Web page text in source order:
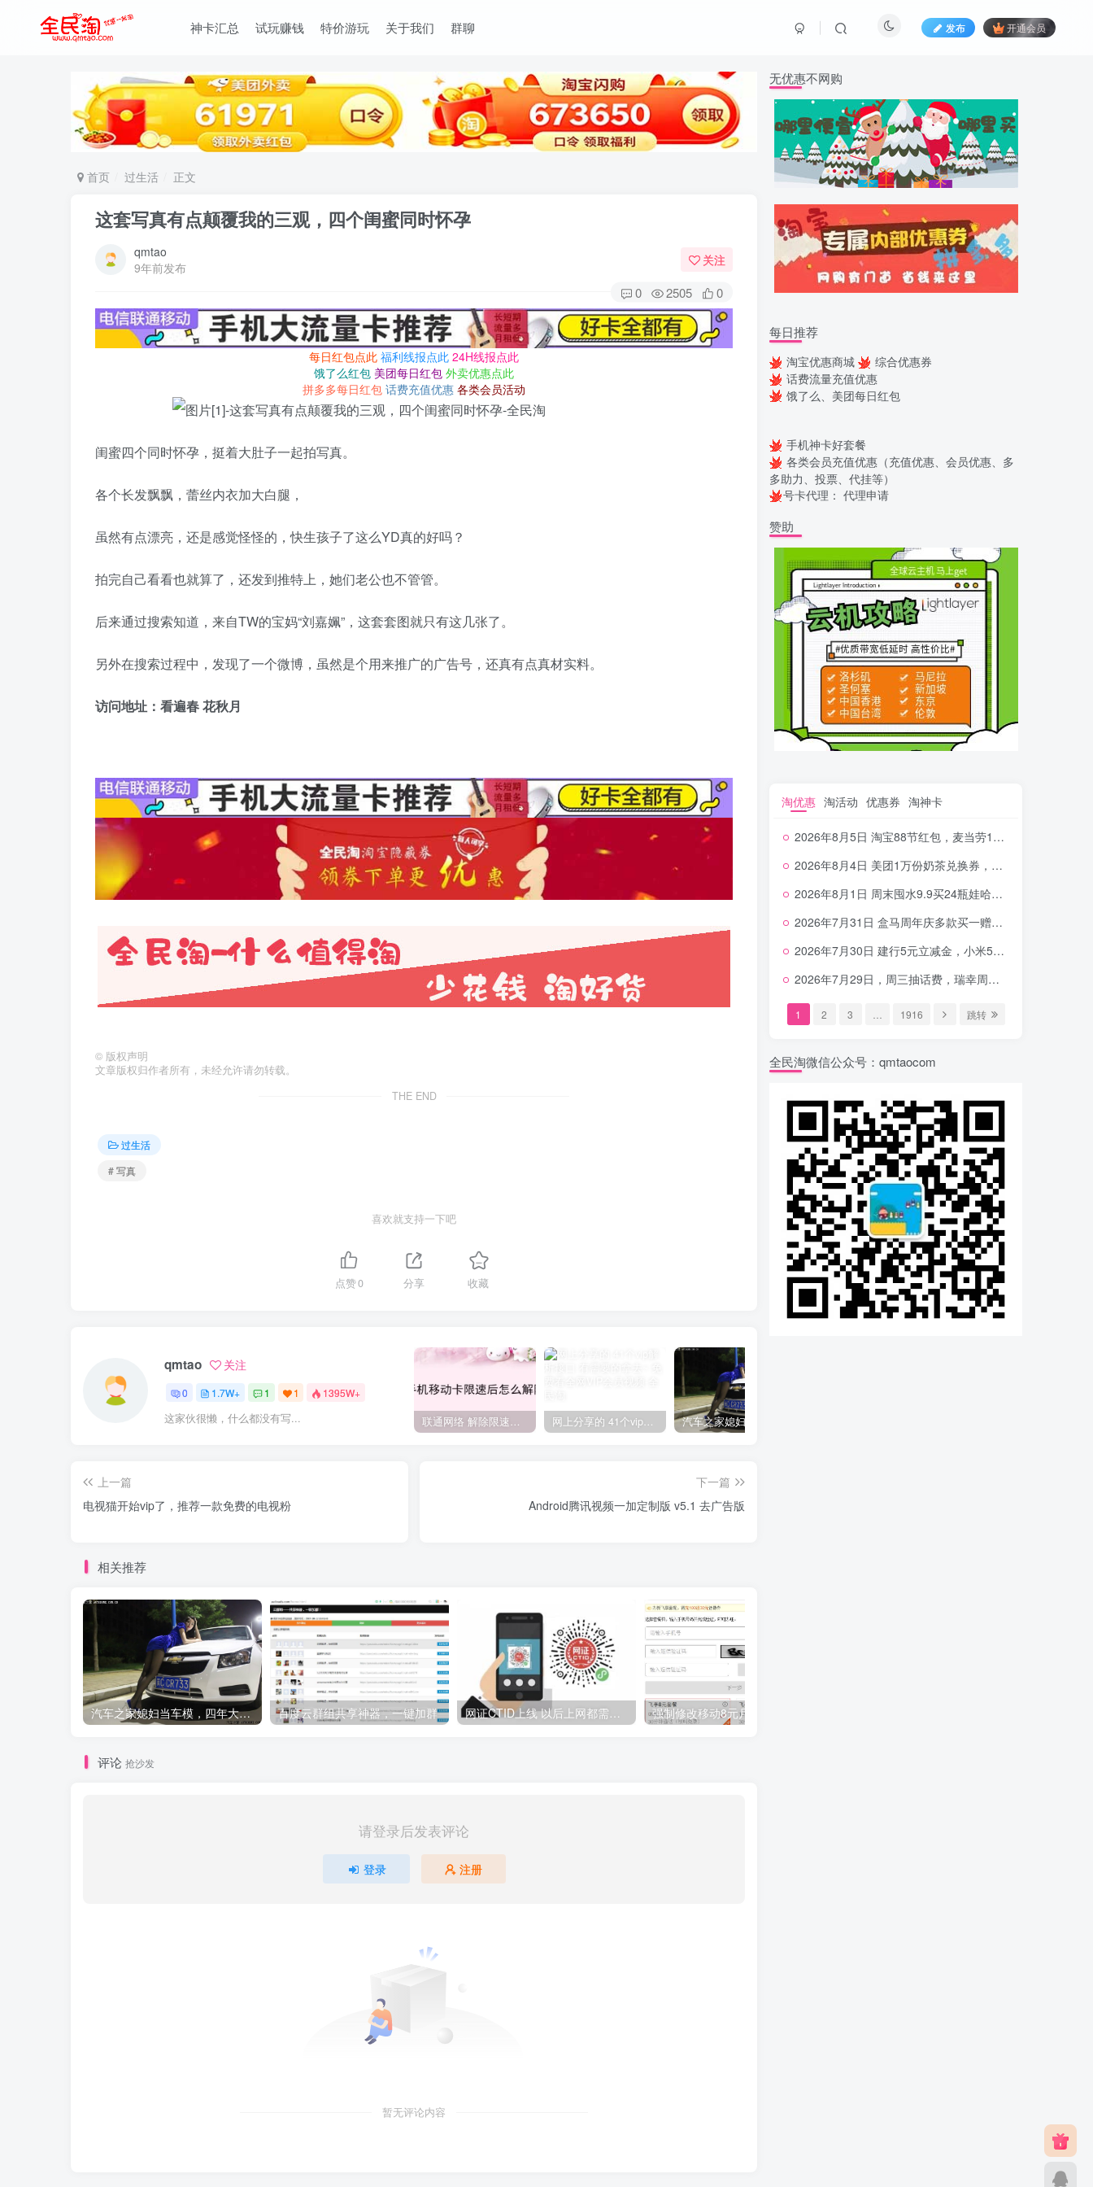
神卡汇总 试玩赚钱 特价游玩 关于我们 群聊 发布 开通会员
首页 过生活 正文
这套写真有点颠覆我的三观，四个闺蜜同时怀孕
qmtao
9年前发布
关注
0 2505 0
每日红包点此 福利线报点此 24H线报点此
饿了么红包 美团每日红包 外卖优惠点此
拼多多每日红包 话费充值优惠 各类会员活动
闺蜜四个同时怀孕，挺着大肚子一起拍写真。
各个长发飘飘，蕾丝内衣加大白腿，
虽然有点漂亮，还是感觉怪怪的，快生孩子了这么YD真的好吗？
拍完自己看看也就算了，还发到推特上，她们老公也不管管。
后来通过搜索知道，来自TW的宝妈“刘嘉姵”，这套套图就只有这几张了。
另外在搜索过程中，发现了一个微博，虽然是个用来推广的广告号，还真有点真材实料。
访问地址： 看遍春 花秋月
© 版权声明
文章版权归作者所有，未经允许请勿转载。
THE END
过生活
# 写真
喜欢就支持一下吧
点赞0 分享 收藏
qmtao 关注
0 1.7W+ 1 1 1395W+
这家伙很懒，什么都没有写... 联通网络 解除限速方法参考！畅享、畅玩、老白干等及其它地区自测了 网上分享的 41个vip解析接口 有需要的拿去~ 免费看全网VIP会员视频
上一篇
电视猫开始vip了，推荐一款免费的电视粉
下一篇
Android腾讯视频一加定制版 v5.1 去广告版
相关推荐
汽车之家媳妇当车模，四年大汇总，500多张媳妇图 百度云群组共享神器，一键加群 网证CTID上线 以后上网都需要 附开通方法
评论 抢沙发
请登录后发表评论
登录 注册
暂无评论内容
无优惠不网购
每日推荐
淘宝优惠商城
综合优惠券
话费流量充值优惠
饿了么、美团每日红包
手机神卡好套餐
各类会员充值优惠（充值优惠、会员优惠、多
多助力、投票、代挂等）
号卡代理： 代理申请
赞助
淘优惠 淘活动 优惠券 淘神卡
2026年8月5日 淘宝88节红包，麦当劳150万份柠檬水，三万份瑞幸免单，霸王9万份0.01券等
2026年8月4日 美团1万份奶茶兑换券，农行5E卡，中行支付超给利，美团领18个冰激凌，小米每天领2-6元等等
2026年8月1日 周末囤水9.9买24瓶娃哈哈，建行100元京东券，移动5元话费，麦当劳甜筒，交行立减金等
2026年7月31日 盒马周年庆多款买一赠一，饿了么拆红包，建行30立减金，农行领10元刷卡金等
2026年7月30日 建行5元立减金，小米5元，抢2500份爷爷不泡茶，闪购20-20，3元吃瑞幸咖啡等
2026年7月29日，周三抽话费，瑞幸周三免单，4.9元瑞幸咖啡，蜜雪兑换券，工行5元立减金等
1 2 3 1916 跳转
全民淘微信公众号：qmtaocom